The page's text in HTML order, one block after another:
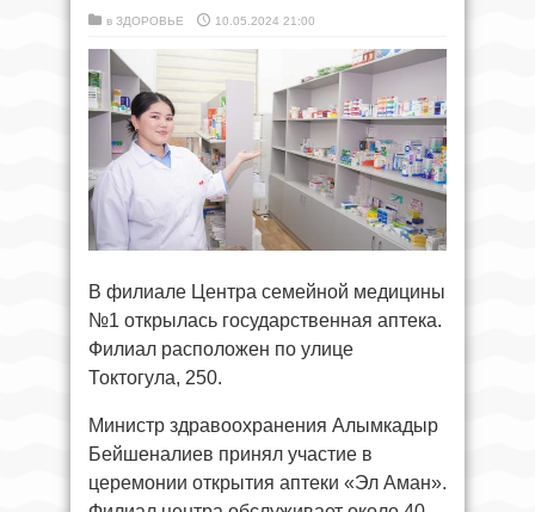
в ЗДОРОВЬЕ 10.05.2024 21:00
В филиале Центра семейной медицины
№1 открылась государственная аптека.
Филиал расположен по улице
Токтогула, 250.
Министр здравоохранения Алымкадыр
Бейшеналиев принял участие в
церемонии открытия аптеки «Эл Аман».